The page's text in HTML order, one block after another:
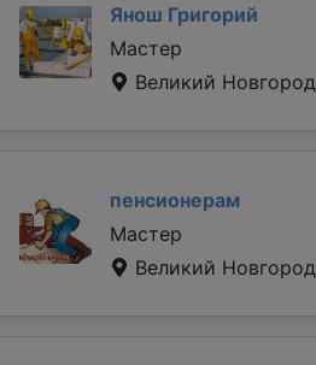
Янош Григорий
Мастер
Великий Новгород
пенсионерам
Мастер
Великий Новгород